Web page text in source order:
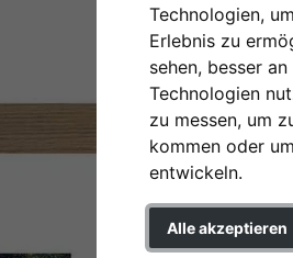
Technologien,
Erlebnis zu
sehen, besser
Technologien
zu messen, um
kommen oder
entwickeln.
Alle akzeptieren